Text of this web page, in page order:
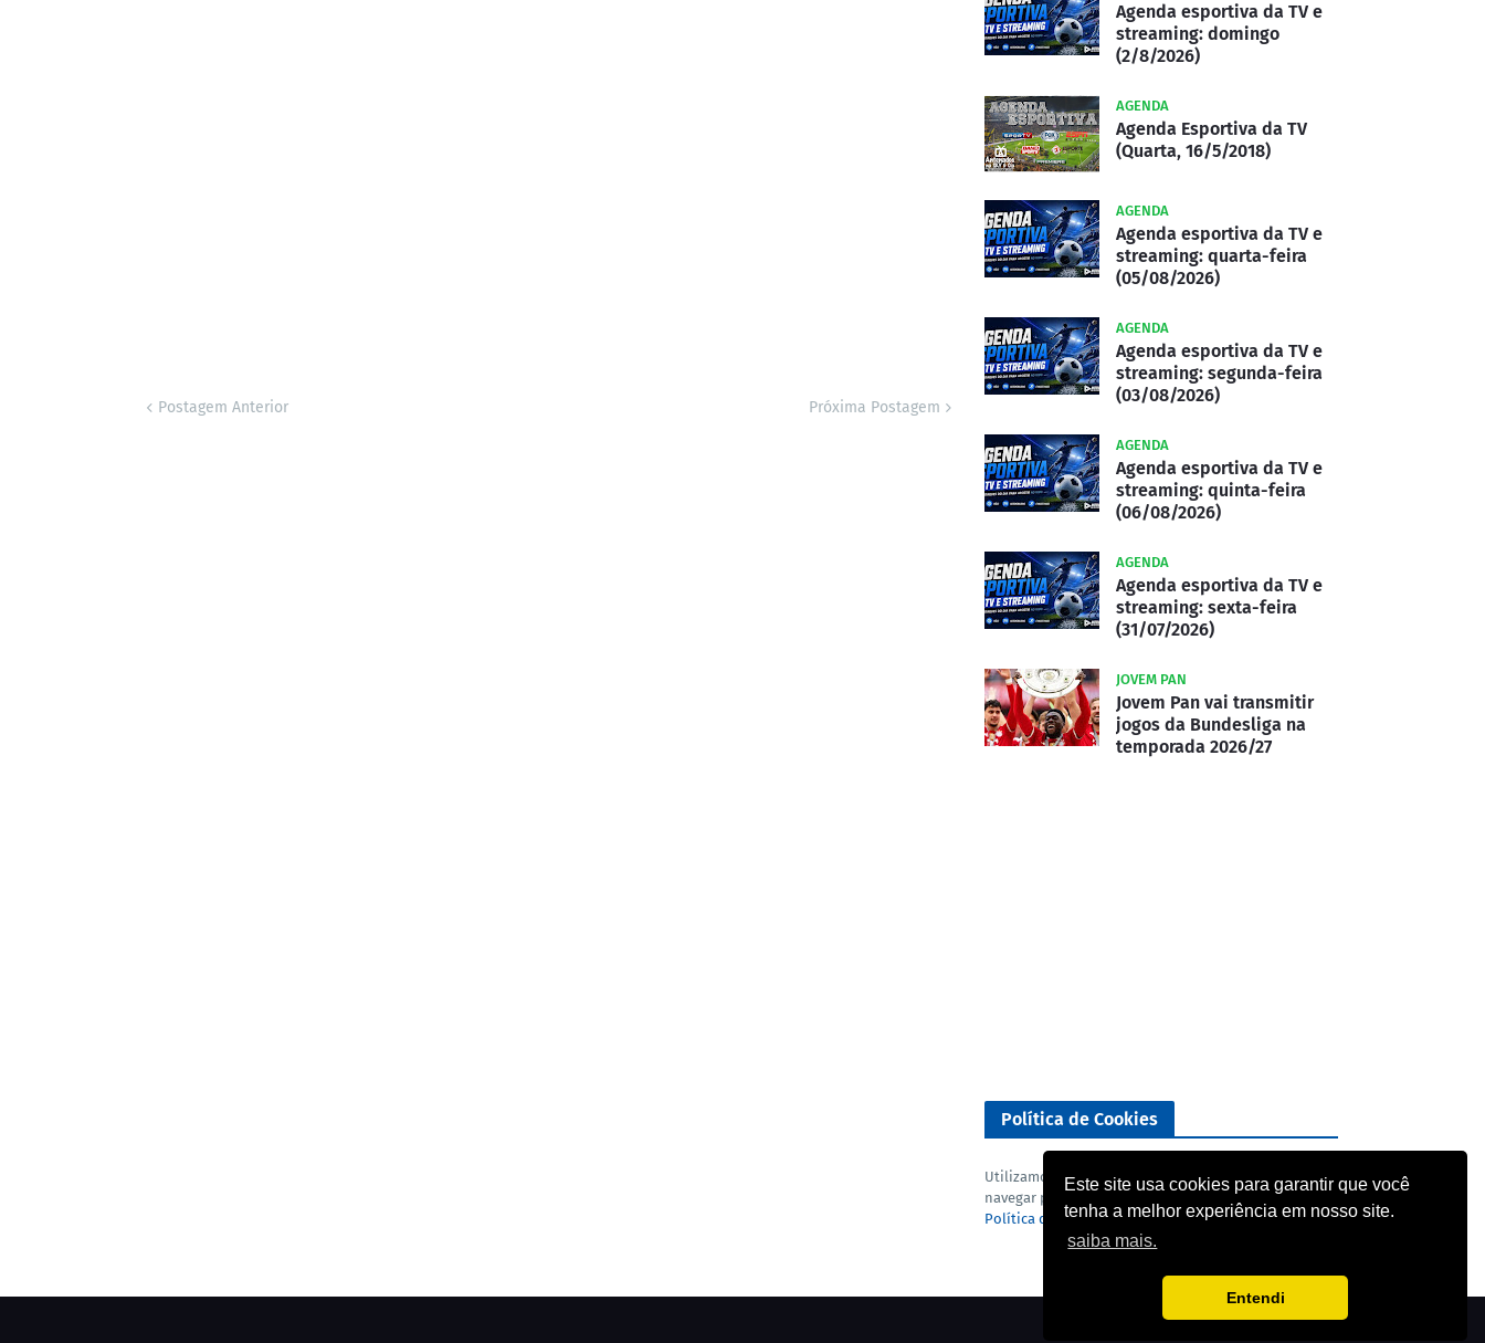
Este site usa cookies para garantir que você
tenha a melhor experiência em nosso site.
saiba mais.
Entendi
Postagem Anterior Próxima Postagem
Agenda esportiva da TV e
streaming: domingo
(2/8/2026)
AGENDA
Agenda Esportiva da TV
(Quarta, 16/5/2018)
AGENDA
Agenda esportiva da TV e
streaming: quarta-feira
(05/08/2026)
AGENDA
Agenda esportiva da TV e
streaming: segunda-feira
(03/08/2026)
AGENDA
Agenda esportiva da TV e
streaming: quinta-feira
(06/08/2026)
AGENDA
Agenda esportiva da TV e
streaming: sexta-feira
(31/07/2026)
JOVEM PAN
Jovem Pan vai transmitir
jogos da Bundesliga na
temporada 2026/27
Política de Cookies
Utilizamos cookies para analisar o nosso tráfego. Ao
navegar pelo blog você concorda com a nossa
Política de privacidadeeTermo de uso.